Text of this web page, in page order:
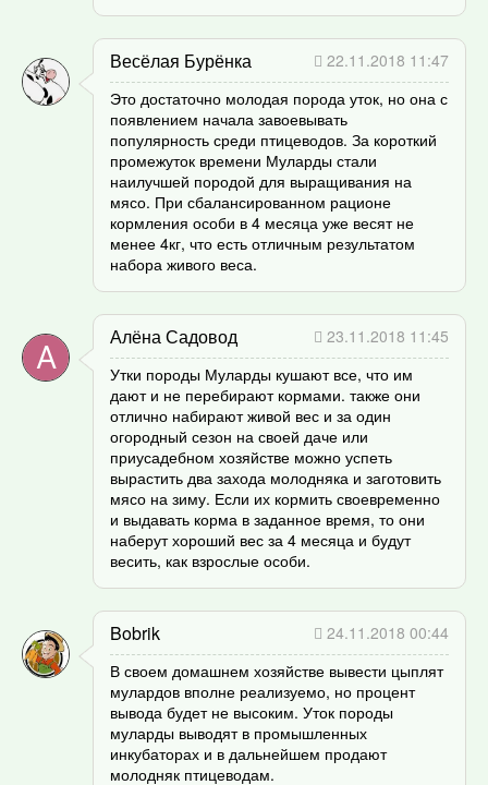
Весёлая Бурёнка
22.11.2018 11:47
Это достаточно молодая порода уток, но она с
появлением начала завоевывать
популярность среди птицеводов. За короткий
промежуток времени Муларды стали
наилучшей породой для выращивания на
мясо. При сбалансированном рационе
кормления особи в 4 месяца уже весят не
менее 4кг, что есть отличным результатом
набора живого веса.
Алёна Садовод
23.11.2018 11:45
Утки породы Муларды кушают все, что им
дают и не перебирают кормами. также они
отлично набирают живой вес и за один
огородный сезон на своей даче или
приусадебном хозяйстве можно успеть
вырастить два захода молодняка и заготовить
мясо на зиму. Если их кормить своевременно
и выдавать корма в заданное время, то они
наберут хороший вес за 4 месяца и будут
весить, как взрослые особи.
Bobrik
24.11.2018 00:44
В своем домашнем хозяйстве вывести цыплят
мулардов вполне реализуемо, но процент
вывода будет не высоким. Уток породы
муларды выводят в промышленных
инкубаторах и в дальнейшем продают
молодняк птицеводам.